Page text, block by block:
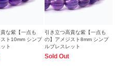
な紫【一点も
ト10mm シンプ
ト
引き立つ高貴な紫【一点も
の】アメジスト8mm シンプ
ルブレスレット
Sold Out